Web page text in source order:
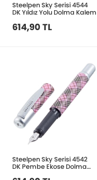
Steelpen Sky Serisi 4544
DK Yıldız Yolu Dolma Kalem
614,90 TL
Steelpen Sky Serisi 4542
DK Pembe Ekose Dolma